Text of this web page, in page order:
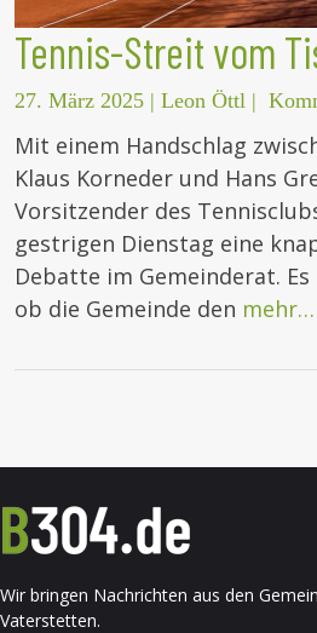
Tennis-Streit vom
27. März 2025 | Leon Öttl |
Mit einem Handschlag
Klaus Korneder und Hans
Vorsitzender des
gestrigen Dienstag eine
Debatte im Gemeinderat.
ob die Gemeinde den mehr…
Wir bringen Nachrichten aus den
Vaterstetten.